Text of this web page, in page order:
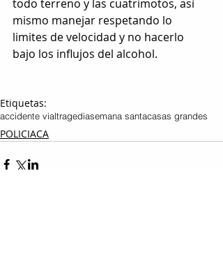
todo terreno y las cuatrimotos, así
mismo manejar respetando lo
limites de velocidad y no hacerlo
bajo los influjos del alcohol.
Etiquetas:
accidente vialtragediasemana santacasas grandes
POLICIACA